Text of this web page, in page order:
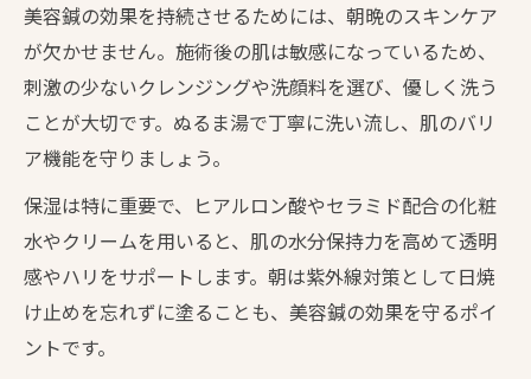
美容鍼の効果を持続させるためには、朝晩のスキンケア
が欠かせません。施術後の肌は敏感になっているため、
刺激の少ないクレンジングや洗顔料を選び、優しく洗う
ことが大切です。ぬるま湯で丁寧に洗い流し、肌のバリ
ア機能を守りましょう。
保湿は特に重要で、ヒアルロン酸やセラミド配合の化粧
水やクリームを用いると、肌の水分保持力を高めて透明
感やハリをサポートします。朝は紫外線対策として日焼
け止めを忘れずに塗ることも、美容鍼の効果を守るポイ
ントです。